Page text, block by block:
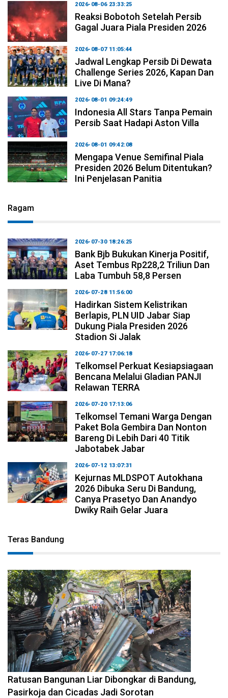
2026-08-06 23:33:25
Reaksi Bobotoh Setelah Persib
Gagal Juara Piala Presiden 2026
2026-08-07 11:05:44
Jadwal Lengkap Persib Di Dewata
Challenge Series 2026, Kapan Dan
Live Di Mana?
2026-08-01 09:24:49
Indonesia All Stars Tanpa Pemain
Persib Saat Hadapi Aston Villa
2026-08-01 09:42:08
Mengapa Venue Semifinal Piala
Presiden 2026 Belum Ditentukan?
Ini Penjelasan Panitia
Ragam
2026-07-30 18:26:25
Bank Bjb Bukukan Kinerja Positif,
Aset Tembus Rp228,2 Triliun Dan
Laba Tumbuh 58,8 Persen
2026-07-28 11:56:00
Hadirkan Sistem Kelistrikan
Berlapis, PLN UID Jabar Siap
Dukung Piala Presiden 2026
Stadion Si Jalak
2026-07-27 17:06:18
Telkomsel Perkuat Kesiapsiagaan
Bencana Melalui Gladian PANJI
Relawan TERRA
2026-07-20 17:13:06
Telkomsel Temani Warga Dengan
Paket Bola Gembira Dan Nonton
Bareng Di Lebih Dari 40 Titik
Jabotabek Jabar
2026-07-12 13:07:31
Kejurnas MLDSPOT Autokhana
2026 Dibuka Seru Di Bandung,
Canya Prasetyo Dan Anandyo
Dwiky Raih Gelar Juara
Teras Bandung
2026-08-06 17:34:08
Ratusan Bangunan Liar Dibongkar di Bandung,
Pasirkoja dan Cicadas Jadi Sorotan